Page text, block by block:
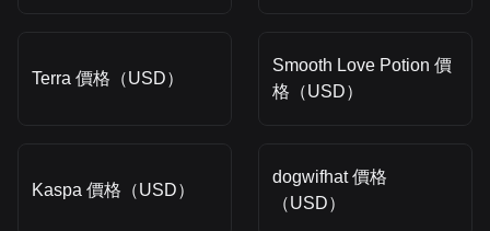
Terra 價格（USD）
Smooth Love Potion 價
格（USD）
Kaspa 價格（USD）
dogwifhat 價格
（USD）